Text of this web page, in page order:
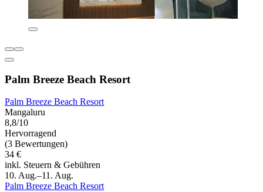
Palm Breeze Beach Resort
Palm Breeze Beach Resort
Mangaluru
8,8/10
Hervorragend
(3 Bewertungen)
34 €
inkl. Steuern & Gebühren
10. Aug.–11. Aug.
Palm Breeze Beach Resort